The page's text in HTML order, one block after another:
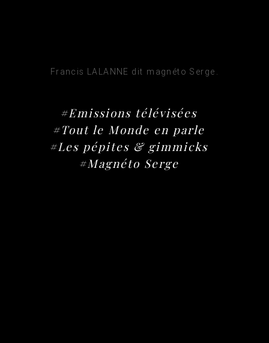
Francis LALANNE dit magnéto Serge.
#Emissions télévisées
#Tout le Monde en parle
#Les pépites & gimmicks
#Magnéto Serge